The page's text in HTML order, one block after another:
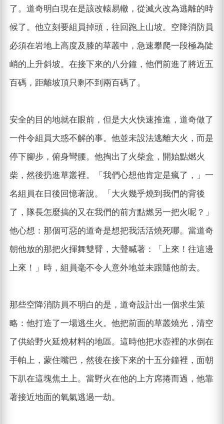
了。道奇明白現在是該改轅易轍，從滅火改為逃離的時
候了。他立刻要組員掉頭，往回跑上山坡。空降消防員
必須在岩地上高度及膝的草叢中，急速攀爬一段極為陡
峭的上升斜坡。在接下來的八分鐘，他們前進了將近五
百碼，距離坡頂只剩不到兩百碼了。
安全的目的地就在眼前，但是大火快速推進，道奇做了
一件令組員大惑不解的事。他並未設法逃離大火，而是
停下腳步，俯身彎腰。他掏出了火柴盒，開始點燃火
柴，然後扔進草叢裡。「我們心想他肯定是瘋了，」一
名組員在日後回憶著說。「大火幾乎燒到我們的背後
了，隊長怎麼搞的又在我們的前方點燃另一把火呢？」
他心想：那個可惡的道奇是想把我活活燒死哪。當道奇
朝他放的那把火揮舞雙臂，大聲喊著：「上來！往這邊
上來！」時，組員毫不令人意外地並未跟隨他前去。
那些空降消防員不明白的是，道奇設計出一個求生策
略：他打造了一場逃生火。他把前面的草叢燒光，清空
了供給野火延燒材料的地區。這時他把水壺裡的水倒在
手帕上，蒙住嘴巴，然後在接下來的十五分鐘裡，面朝
下趴在這塊焦土上。當野火在他的上方席捲而過，他靠
著接近地面的氧氣逃過一劫。